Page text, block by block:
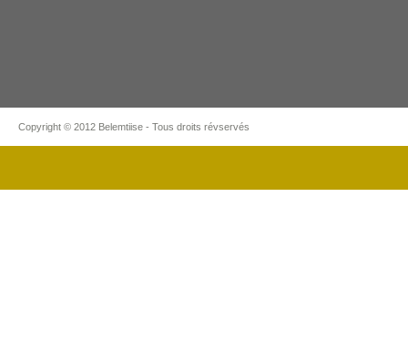
Copyright © 2012 Belemtiise - Tous droits révservés